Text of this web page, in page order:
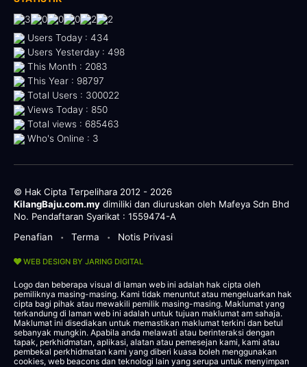
Users Today : 434
Users Yesterday : 498
This Month : 2083
This Year : 98797
Total Users : 300022
Views Today : 850
Total views : 685463
Who's Online : 3
© Hak Cipta Terpelihara 2012 - 2026
KilangBaju.com.my dimiliki dan diuruskan oleh Mafeya Sdn Bhd
No. Pendaftaran Syarikat : 1559474-A
Penafian
• Terma • Notis Privasi
WEB DESIGN BY JARING DIGITAL
Logo dan beberapa visual di laman web ini adalah hak cipta oleh
pemiliknya masing-masing. Kami tidak menuntut atau mengeluarkan hak
cipta bagi pihak atau mewakili pemilik masing-masing. Maklumat yang
terkandung di laman web ini adalah untuk tujuan maklumat am sahaja.
Maklumat ini disediakan untuk memastikan maklumat terkini dan betul
sebanyak mungkin. Apabila anda melawati atau berinteraksi dengan
tapak, perkhidmatan, aplikasi, alatan atau pemesejan kami, kami atau
pembekal perkhidmatan kami yang diberi kuasa boleh menggunakan
cookies, web beacons dan teknologi lain yang serupa untuk menyimpan